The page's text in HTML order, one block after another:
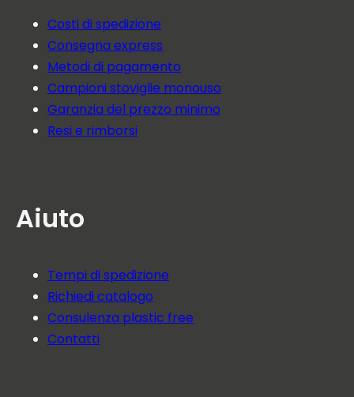
Costi di spedizione
Consegna express
Metodi di pagamento
Campioni stoviglie monouso
Garanzia del prezzo minimo
Resi e rimborsi
Aiuto
Tempi di spedizione
Richiedi catalogo
Consulenza plastic free
Contatti